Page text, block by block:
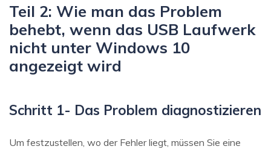
Teil 2: Wie man das Problem
behebt, wenn das USB Laufwerk
nicht unter Windows 10
angezeigt wird
Schritt 1- Das Problem diagnostizieren
Um festzustellen, wo der Fehler liegt, müssen Sie eine